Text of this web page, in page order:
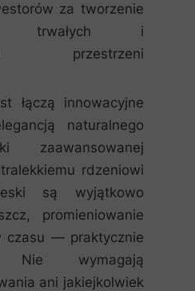
za tworzenie
trwałych i
przestrzeni
łączą innowacyjne
naturalnego
zaawansowanej
rdzeniowi
są wyjątkowo
promieniowanie
czasu — praktycznie
Nie wymagają
ani jakiejkolwiek